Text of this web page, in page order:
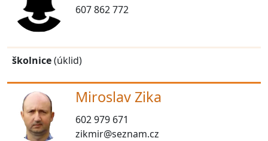
607 862 772
školnice(úklid)
Miroslav Zika
602 979 671
zikmir@seznam.cz